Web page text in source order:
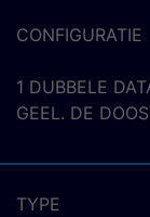
CONFIGURATIE
1 DUBBELE
GEEL. DE
TYPE